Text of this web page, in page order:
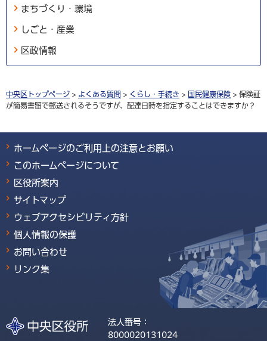
まちづくり・環境
しごと・産業
区政情報
中央区トップページ > よくある質問 > くらし・手続き > 国民健康保険 > 保険証
が簡易書留で郵送されるそうですが、配達日時を指定することはできますか？
ホームページのご利用上の注意とお願い
このホームページについて
区役所案内
サイトマップ
ウェブアクセシビリティ方針
個人情報の保護
お問い合わせ
リンク集
法人番号：
8000020131024